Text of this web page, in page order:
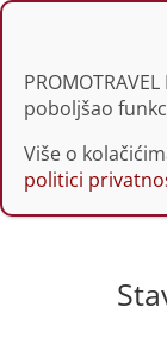
poboljšao
Više o
politici